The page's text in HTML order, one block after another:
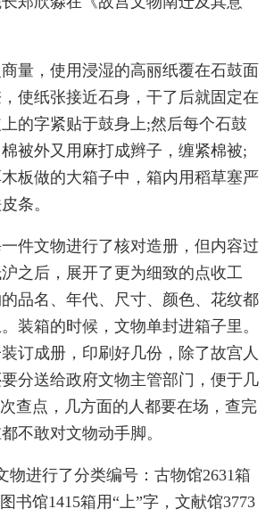
量，使用浸湿的高丽纸覆在石鼓面
使纸张接近石身，干了后就固定在
的字紧贴于鼓身上;然后每个石鼓
被外又用麻打成辫子，缠紧棉被;
板做的大箱子中，箱内用稻草塞严
条。
件文物进行了核对造册，但内容过
之后，展开了更为细致的点收工
品名、年代、尺寸、颜色、花纹都
装箱的时候，文物单封进箱子里。
订成册，印刷好几份，除了故宫人
分送给政府文物主管部门，便于几
查点，几方面的人都要在场，查完
不敢对文物动手脚。
物进行了分类编号：古物馆2631箱
书馆1415箱用“上”字，文献馆3773